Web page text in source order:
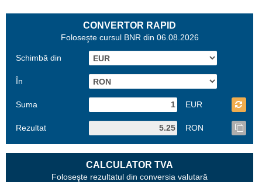
CONVERTOR RAPID
Foloseşte cursul BNR din 06.08.2026
Schimbă din
În
Suma EUR
Rezultat RON
CALCULATOR TVA
Foloseşte rezultatul din conversia valutară